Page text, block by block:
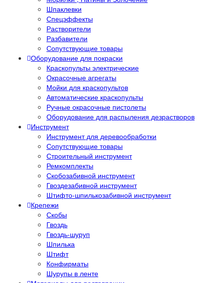
Шпаклевки
Спецэффекты
Растворители
Разбавители
Сопутствующие товары
Оборудование для покраски
Краскопульты электрические
Окрасочные агрегаты
Мойки для краскопультов
Автоматические краскопульты
Ручные окрасочные пистолеты
Оборудование для распыления дезрастворов
Инструмент
Инструмент для деревообработки
Сопутствующие товары
Строительный инструмент
Ремкомплекты
Скобозабивной инструмент
Гвоздезабивной инструмент
Штифто-шпилькозабивной инструмент
Крепежи
Скобы
Гвоздь
Гвоздь-шуруп
Шпилька
Штифт
Конфирматы
Шурупы в ленте